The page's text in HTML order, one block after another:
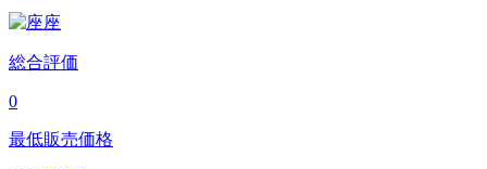
総合評価
0
最低販売価格